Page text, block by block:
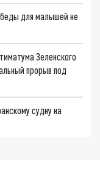
для малышей не
Зеленского
прорыв под
судну на